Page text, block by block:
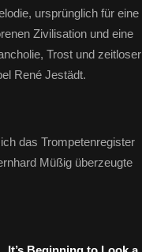
ursprünglich für eine
Zivilisation und eine
Trost und zeitloser
René Jestädt.
das Trompetenregister
Müßig überzeugte